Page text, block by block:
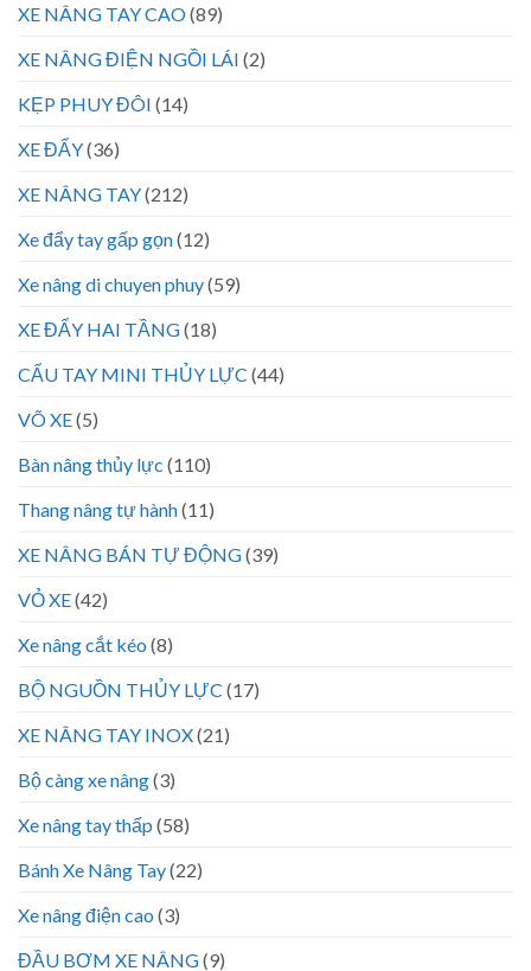
XE NÂNG TAY CAO(89)
XE NÂNG ĐIỆN NGỒI LÁI (2)
KẸP PHUY ĐÔI (14)
XE ĐẨY(36)
XE NÂNG TAY(212)
Xe đẩy tay gấp gọn(12)
Xe nâng di chuyen phuy(59)
XE ĐẨY HAI TẦNG(18)
CẨU TAY MINI THỦY LỰC (44)
VÕ XE(5)
Bàn nâng thủy lực (110)
Thang nâng tự hành(11)
XE NÂNG BÁN TỰ ĐỘNG(39)
VỎ XE(42)
Xe nâng cắt kéo (8)
BỘ NGUỒN THỦY LỰC (17)
XE NÂNG TAY INOX(21)
Bộ càng xe nâng(3)
Xe nâng tay thấp (58)
Bánh Xe Nâng Tay(22)
Xe nâng điện cao (3)
ĐẦU BƠM XE NÂNG(9)